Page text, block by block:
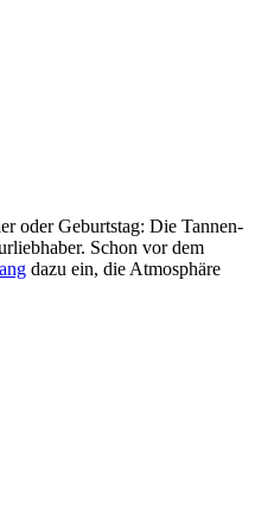
oder Geburtstag: Die Tannen-
Schon vor dem
dazu ein, die Atmosphäre